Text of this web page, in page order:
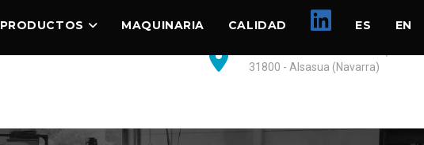
31800 - Alsasua (Navarra)
PRODUCTOS MAQUINARIA CALIDAD ES EN